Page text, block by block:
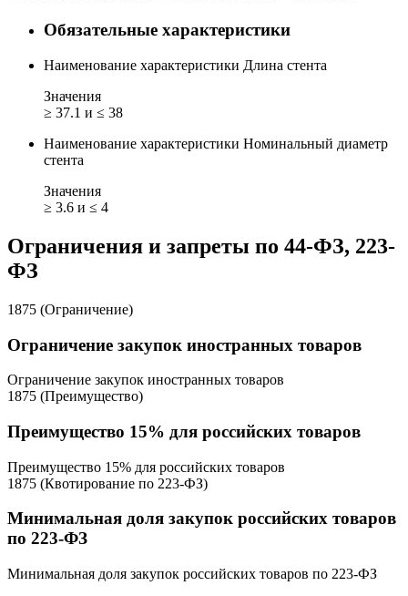
Обязательные характеристики
Наименование характеристики Длина стента
Значения
≥ 37.1 и ≤ 38
Наименование характеристики Номинальный диаметр
стента
Значения
≥ 3.6 и ≤ 4
Ограничения и запреты по 44-ФЗ, 223-
ФЗ
1875 (Ограничение)
Ограничение закупок иностранных товаров
Ограничение закупок иностранных товаров
1875 (Преимущество)
Преимущество 15% для российских товаров
Преимущество 15% для российских товаров
1875 (Квотирование по 223-ФЗ)
Минимальная доля закупок российских товаров
по 223-ФЗ
Минимальная доля закупок российских товаров по 223-ФЗ